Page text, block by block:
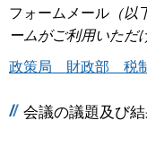
フォームメール （
ームがご利用いただ
政策局 財政部 税
会議の議題及び